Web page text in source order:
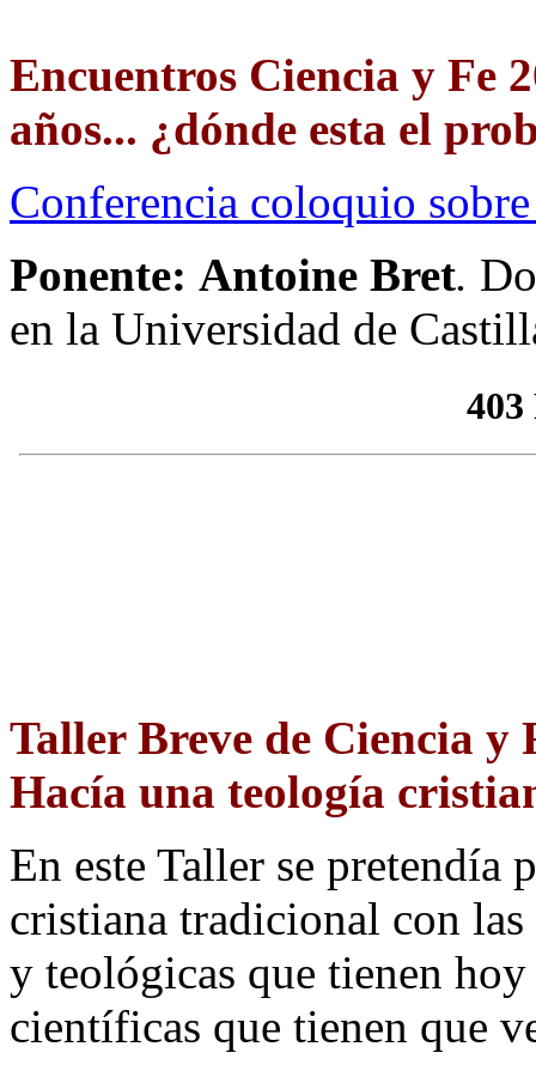
Encuentros Ciencia y Fe
años... ¿dónde esta el
Conferencia coloquio
Ponente: Antoine Bret.
en la Universidad de
Taller Breve de Ciencia
Hacía una teología
En este Taller se pretendía
cristiana tradicional con
y teológicas que tienen
científicas que tienen que